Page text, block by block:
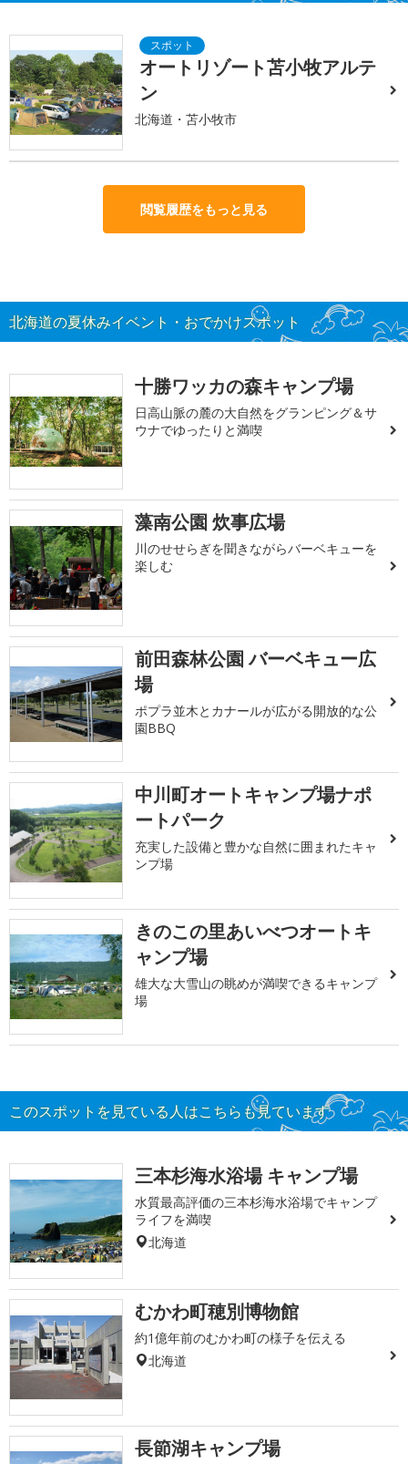
オートリゾート苫小牧アルテ
ン
北海道・苫小牧市
閲覧履歴をもっと見る
北海道の夏休みイベント・おでかけスポット
十勝ワッカの森キャンプ場
日高山脈の麓の大自然をグランピング＆サ
ウナでゆったりと満喫
藻南公園 炊事広場
川のせせらぎを聞きながらバーベキューを
楽しむ
前田森林公園 バーベキュー広
場
ポプラ並木とカナールが広がる開放的な公
園BBQ
中川町オートキャンプ場ナポ
ートパーク
充実した設備と豊かな自然に囲まれたキャ
ンプ場
きのこの里あいべつオートキ
ャンプ場
雄大な大雪山の眺めが満喫できるキャンプ
場
このスポットを見ている人はこちらも見ています
三本杉海水浴場 キャンプ場
水質最高評価の三本杉海水浴場でキャンプ
ライフを満喫
北海道
むかわ町穂別博物館
約1億年前のむかわ町の様子を伝える
北海道
長節湖キャンプ場